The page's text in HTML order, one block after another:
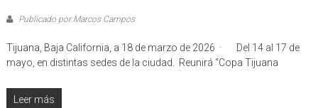
Publicado por:Marcos Campos
Tijuana, Baja California, a 18 de marzo de 2026 · Del 14 al 17 de
mayo, en distintas sedes de la ciudad. Reunirá “Copa Tijuana
Leer más